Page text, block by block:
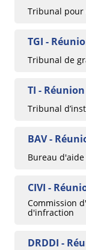
Tribunal pour
TGI -
Tribunal de
TI - Réunion
Tribunal
BAV -
Bureau
CIVI -
Commission
d'infraction
DRDDI -